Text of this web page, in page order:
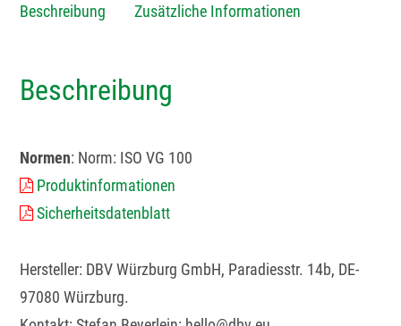
Beschreibung Zusätzliche Informationen
Beschreibung
Normen: Norm: ISO VG 100
Produktinformationen
Sicherheitsdatenblatt
Hersteller: DBV Würzburg GmbH, Paradiesstr. 14b, DE-
97080 Würzburg.